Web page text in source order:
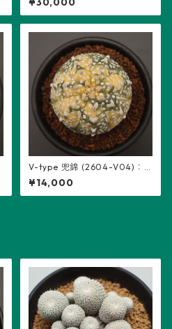
V-type 兜錦 (2604-V04)：
アストロフィツム属 ※実生
¥14,000